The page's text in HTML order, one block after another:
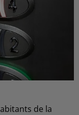
de la